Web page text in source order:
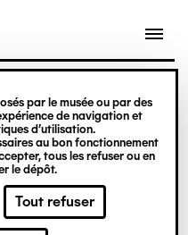
par le musée ou par des
de navigation et
d’utilisation.
au bon fonctionnement
tous les refuser ou en
le dépôt.
Tout refuser